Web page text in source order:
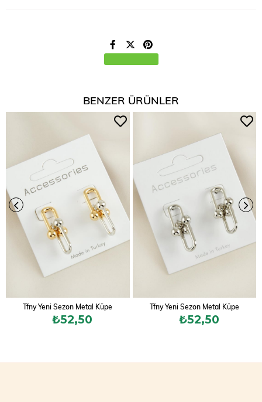
BENZER ÜRÜNLER
Tfny Yeni Sezon Metal Küpe
₺52,50
Tfny Yeni Sezon Metal Küpe
₺52,50